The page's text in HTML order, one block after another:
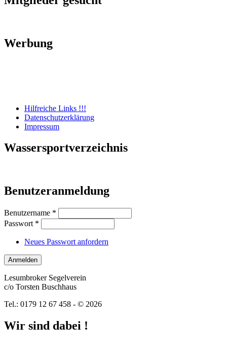
Werbung
Hilfreiche Links !!!
Datenschutzerklärung
Impressum
Wassersportverzeichnis
Benutzeranmeldung
Benutzername *
Passwort *
Neues Passwort anfordern
Lesumbroker Segelverein
c/o Torsten Buschhaus
Tel.: 0179 12 67 458 - © 2026
Wir sind dabei !